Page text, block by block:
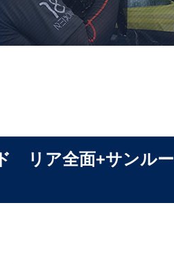
リア全面+サンルー